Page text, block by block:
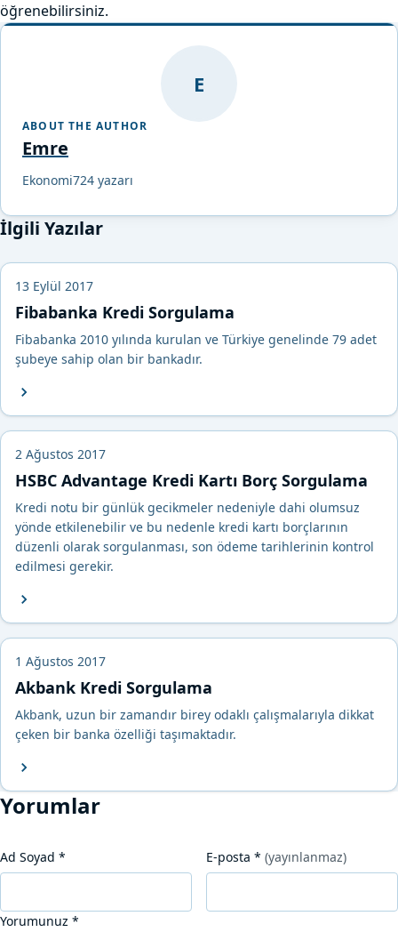
öğrenebilirsiniz.
E
ABOUT THE AUTHOR
Emre
Ekonomi724 yazarı
İlgili Yazılar
13 Eylül 2017
Fibabanka Kredi Sorgulama
Fibabanka 2010 yılında kurulan ve Türkiye genelinde 79 adet
şubeye sahip olan bir bankadır.
2 Ağustos 2017
HSBC Advantage Kredi Kartı Borç Sorgulama
Kredi notu bir günlük gecikmeler nedeniyle dahi olumsuz
yönde etkilenebilir ve bu nedenle kredi kartı borçlarının
düzenli olarak sorgulanması, son ödeme tarihlerinin kontrol
edilmesi gerekir.
1 Ağustos 2017
Akbank Kredi Sorgulama
Akbank, uzun bir zamandır birey odaklı çalışmalarıyla dikkat
çeken bir banka özelliği taşımaktadır.
Yorumlar
Ad Soyad * E-posta * (yayınlanmaz)
Yorumunuz *